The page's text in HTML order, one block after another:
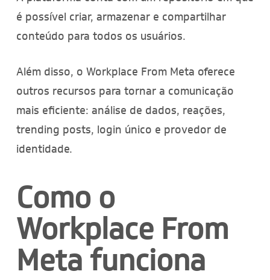
é possível criar, armazenar e compartilhar
conteúdo para todos os usuários.
Além disso, o Workplace From Meta oferece
outros recursos para tornar a comunicação
mais eficiente: análise de dados, reações,
trending posts, login único e provedor de
identidade.
Como o
Workplace From
Meta funciona